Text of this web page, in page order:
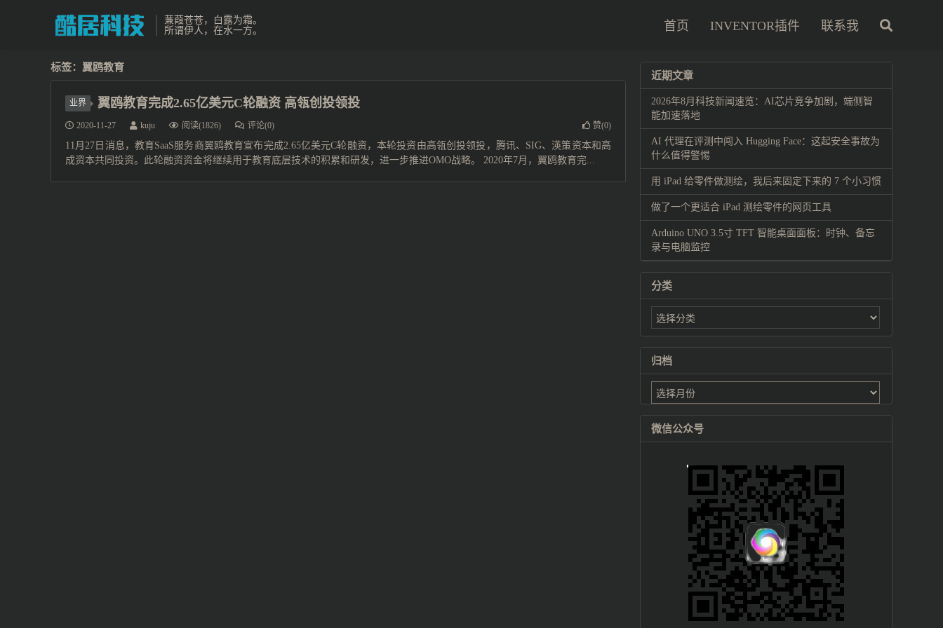
蒹葭苍苍，白露为霜。
所谓伊人，在水一方。
首页 INVENTOR插件 联系我
标签：翼鸥教育
业界 翼鸥教育完成2.65亿美元C轮融资 高瓴创投领投
2020-11-27 kuju 阅读(1826) 评论(0) 赞(0)
11月27日消息，教育SaaS服务商翼鸥教育宣布完成2.65亿美元C轮融资，本轮投资由高瓴创投领投，腾讯、SIG、渶策资本和高
成资本共同投资。此轮融资资金将继续用于教育底层技术的积累和研发，进一步推进OMO战略。 2020年7月，翼鸥教育完...
近期文章
2026年8月科技新闻速览：AI芯片竞争加剧，端侧智
能加速落地
AI 代理在评测中闯入 Hugging Face：这起安全事故为
什么值得警惕
用 iPad 给零件做测绘，我后来固定下来的 7 个小习惯
做了一个更适合 iPad 测绘零件的网页工具
Arduino UNO 3.5寸 TFT 智能桌面面板：时钟、备忘
录与电脑监控
分类
归档
微信公众号